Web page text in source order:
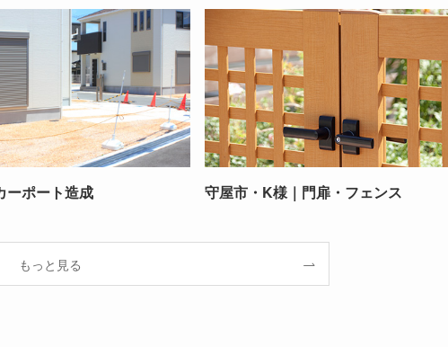
ーポート造成 守屋市・K様｜門扉・フェンス
もっと見る